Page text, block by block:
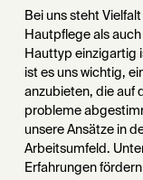
Bei uns steht
Hautpflege als
Hauttyp einzigartig
ist es uns wichtig,
anzubieten, die auf
probleme
unsere Ansätze in
Arbeitsumfeld.
Erfahrungen